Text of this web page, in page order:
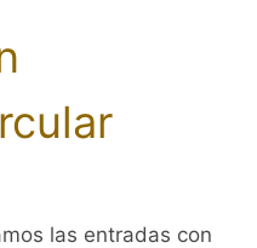
las entradas con